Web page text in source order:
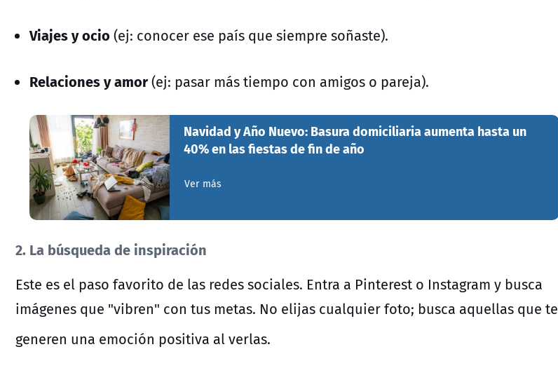
Viajes y ocio (ej: conocer ese país que siempre soñaste).
Relaciones y amor(ej: pasar más tiempo con amigos o pareja).
Navidad y Año Nuevo: Basura domiciliaria aumenta hasta un
40% en las fiestas de fin de año
Ver más
2. La búsqueda de inspiración
Este es el paso favorito de las redes sociales. Entra a Pinterest o Instagram y busca
imágenes que "vibren" con tus metas. No elijas cualquier foto; busca aquellas que te
generen una emoción positiva al verlas.